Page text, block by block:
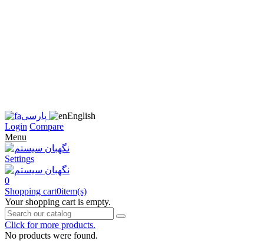
پارسی
English
Login Compare
Menu
Settings
0
Shopping cart0item(s)
Your shopping cart is empty.
Click for more products.
No products were found.